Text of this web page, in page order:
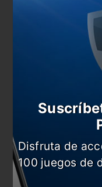
El complemento
nacional con la
que se había
Argentina tocaba
Uruguay se
El
arco vació.
Disfruta de
100 juegos de